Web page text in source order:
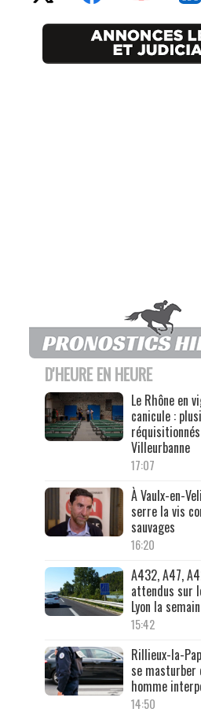
D'HEURE EN HEURE
Le Rhône en
canicule :
Villeurbanne
17:07
À Vaulx-en-
serre la vis
sauvages
16:20
A432, A47,
attendus sur
Lyon la
15:42
Rillieux-la-
se masturber
homme
14:50